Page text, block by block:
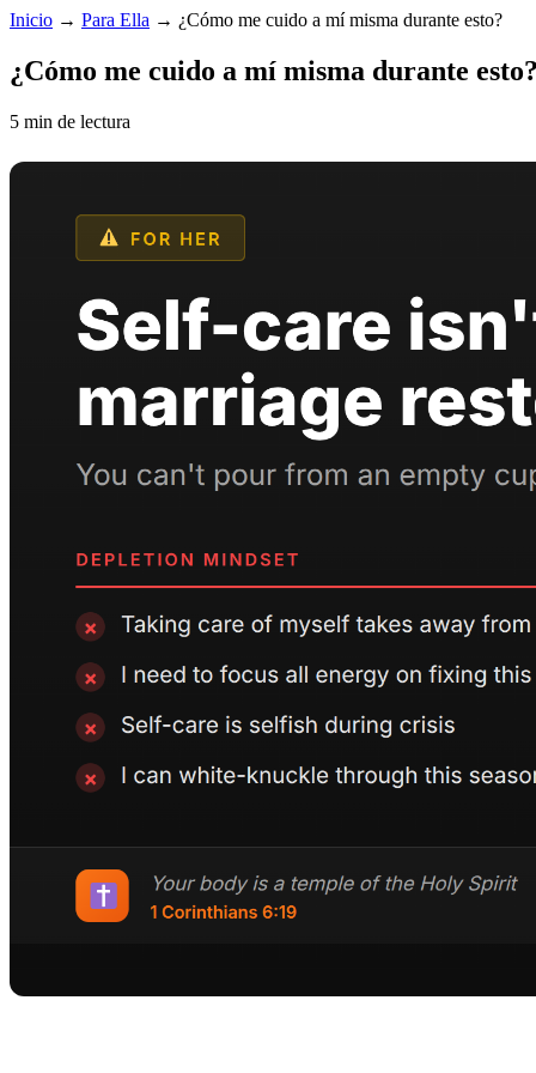
Inicio → Para Ella → ¿Cómo me cuido a mí misma durante esto?
¿Cómo me cuido a mí misma durante
5 min de lectura